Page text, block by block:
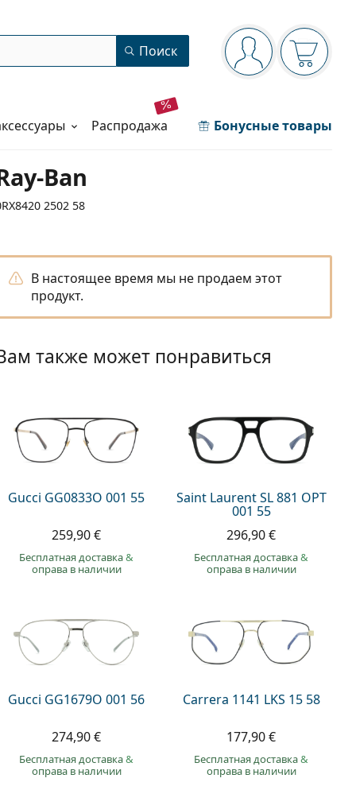
Панель навигации
Вы вошли вВаша
Поиск
распродажа Бонусные товары
Ban
2502 58
В настоящее время мы не продаем этот
продукт.
также может понравиться
Gucci GG0833O 001 55
259,90 €
Бесплатная доставка&
оправа в наличии
Saint Laurent SL 881 OPT
001 55
296,90 €
Бесплатная доставка&
оправа в наличии
Gucci GG1679O 001 56
274,90 €
Бесплатная доставка&
оправа в наличии
Carrera 1141 LKS 15 58
177,90 €
Бесплатная доставка&
оправа в наличии